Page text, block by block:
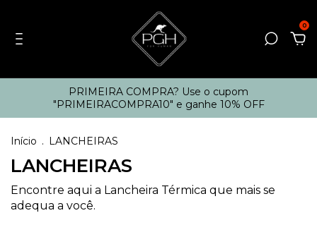
0
PRIMEIRA COMPRA? Use o cupom
"PRIMEIRACOMPRA10" e ganhe 10% OFF
Início . LANCHEIRAS
LANCHEIRAS
Encontre aqui a Lancheira Térmica que mais se
adequa a você.